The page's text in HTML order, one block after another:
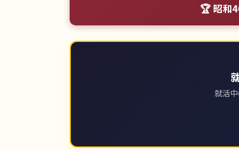
🏆 昭和
就活中